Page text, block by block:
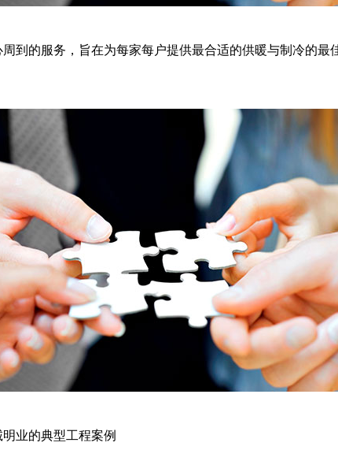
到的服务，旨在为每家每户提供最合适的供暖与制冷的最
业的典型工程案例